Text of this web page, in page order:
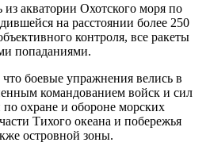
из акватории Охотского моря по
на расстоянии более 250
контроля, все ракеты
попаданиями.
боевые упражнения велись в
командованием войск и сил
по охране и обороне морских
Тихого океана и побережья
островной зоны.